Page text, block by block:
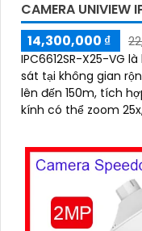
CAMERA
14,300,000 ₫
IPC6612SR-X25-VG
sát tại không gian
lên đến 150m, tích
kính có thể zoom